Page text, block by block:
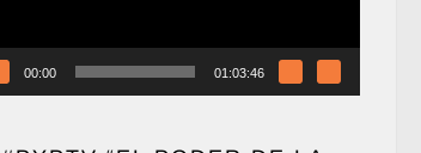
00:00 01:03:46